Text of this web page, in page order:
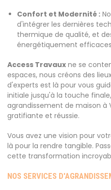
Confort et Modernité :
d'intégrer les dernières
thermique de qualité, et
énergétiquement
Access Travaux ne se
espaces, nous créons des
d'experts est là pour vous
initiale jusqu'à la touche
agrandissement de maison à
gratifiante et réussie.
Vous avez une vision pour
là pour la rendre tangible.
cette transformation
NOS SERVICES